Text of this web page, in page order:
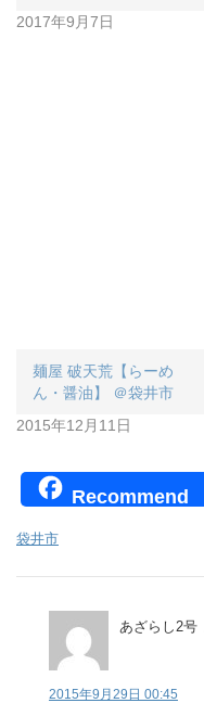
2017年9月7日
麺屋 破天荒【らーめ
ん・醤油】 ＠袋井市
2015年12月11日
Recommend
袋井市
あざらし2号
2015年9月29日 00:45